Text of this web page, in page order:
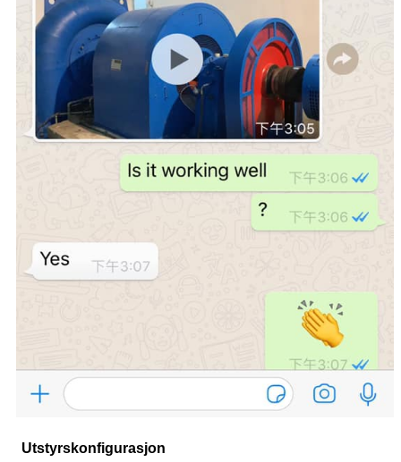
Utstyrskonfigurasjon